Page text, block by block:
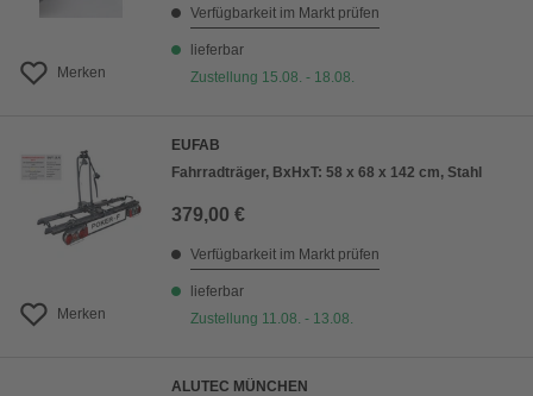
Merken
Verfügbarkeit im Markt prüfen
lieferbar
Zustellung 15.08. - 18.08.
Merken
EUFAB
Fahrradträger, BxHxT: 58 x 68 x 142 cm, Stahl
379,00 €
Verfügbarkeit im Markt prüfen
lieferbar
Zustellung 11.08. - 13.08.
ALUTEC MÜNCHEN